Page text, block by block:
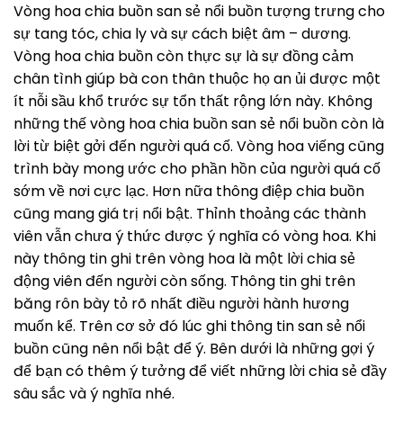
Vòng hoa chia buồn san sẻ nổi buồn tượng trưng cho
sự tang tóc, chia ly và sự cách biệt âm – dương.
Vòng hoa chia buồn còn thực sự là sự đồng cảm
chân tình giúp bà con thân thuộc họ an ủi được một
ít nỗi sầu khổ trước sự tổn thất rộng lớn này. Không
những thế vòng hoa chia buồn san sẻ nổi buồn còn là
lời từ biệt gởi đến người quá cố. Vòng hoa viếng cũng
trình bày mong ước cho phần hồn của người quá cố
sớm về nơi cực lạc. Hơn nữa thông điệp chia buồn
cũng mang giá trị nổi bật. Thỉnh thoảng các thành
viên vẫn chưa ý thức được ý nghĩa có vòng hoa. Khi
này thông tin ghi trên vòng hoa là một lời chia sẻ
động viên đến người còn sống. Thông tin ghi trên
băng rôn bày tỏ rõ nhất điều người hành hương
muốn kể. Trên cơ sở đó lúc ghi thông tin san sẻ nổi
buồn cũng nên nổi bật để ý. Bên dưới là những gợi ý
để bạn có thêm ý tưởng để viết những lời chia sẻ đầy
sâu sắc và ý nghĩa nhé.